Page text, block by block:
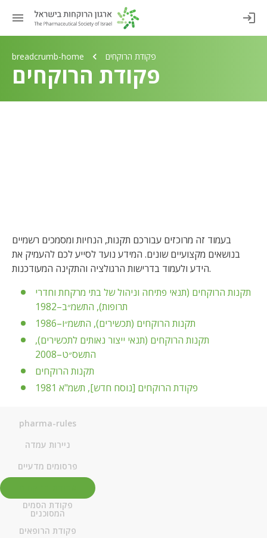
breadcrumb-home פקודת הרוקחים
פקודת הרוקחים
בעמוד זה מרוכזים עבורכם תקנות, הנחיות ומסמכים רשמיים
בנושאים מקצועיים שונים. המידע נועד לסייע לכם להעמיק את
הידע ולעמוד בדרישות הרגולציה והתקינה המעודכנות.
תקנות הרוקחים (תנאי פתיחה וניהול של בתי מרקחת וחדרי
תרופות), התשמ״ב–1982
תקנות הרוקחים (תכשירים), התשמ״ו–1986
תקנות הרוקחים (תנאי ייצור נאותים לתכשירים),
התשס״ט–2008
תקנות הרוקחים
פקודת הרוקחים [נוסח חדש], תשמ"א 1981
pharma-rules
ניירות עמדה
פרסומים מדעיים
פקודת הסמים
המסוכנים
פקודת הרופאים